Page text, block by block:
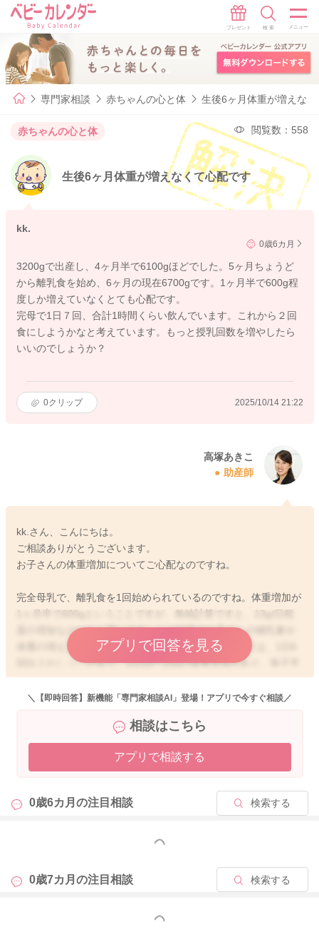
専門家相談 赤ちゃんの心と体 生後6ヶ月体重が増えな
赤ちゃんの心と体 閲覧数：558
生後6ヶ月体重が増えなくて心配です
kk.
0歳6カ月
3200gで出産し、4ヶ月半で6100gほどでした。5ヶ月ちょうど
から離乳食を始め、6ヶ月の現在6700gです。1ヶ月半で600g程
度しか増えていなくとても心配です。
完母で1日７回、合計1時間くらい飲んでいます。これから２回
食にしようかなと考えています。もっと授乳回数を増やしたら
いいのでしょうか？
0クリップ 2025/10/14 21:22
高塚あきこ
助産師
kk.さん、こんにちは。
ご相談ありがとうございます。
お子さんの体重増加についてご心配なのですね。
完全母乳で、離乳食を1回始められているのですね。体重増加が
1ヶ月半で600gということですが、単純計算ですと、13g/日程
度の増加なのかなと思います。この時期のお子さんの哺乳量や
体重の増え方には個人差が大きいですが、目安としては、1日6
回以上おしっこがあり、1日10〜15gの体重増加があり、母子手
帳の成長曲線のカーブに沿って、お子さんなりの体重増加がみ
られていれば、哺乳量の不足はないと言われていますよ。です
囲内ですし、それほど哺乳量が不足していることはないように
思います。ママさんとしては、体重増加は1番ご心配になるとこ
ろと思いますが、今のままの授乳を続けていただき、2回食にス
ご安心くださいね。
アプリで回答を見る
＼【即時回答】新機能「専門家相談AI」登場！アプリで今すぐ相談／
相談はこちら
アプリで相談する
0歳6カ月の注目相談 検索する
もっと見る
0歳7カ月の注目相談 検索する
もっと見る